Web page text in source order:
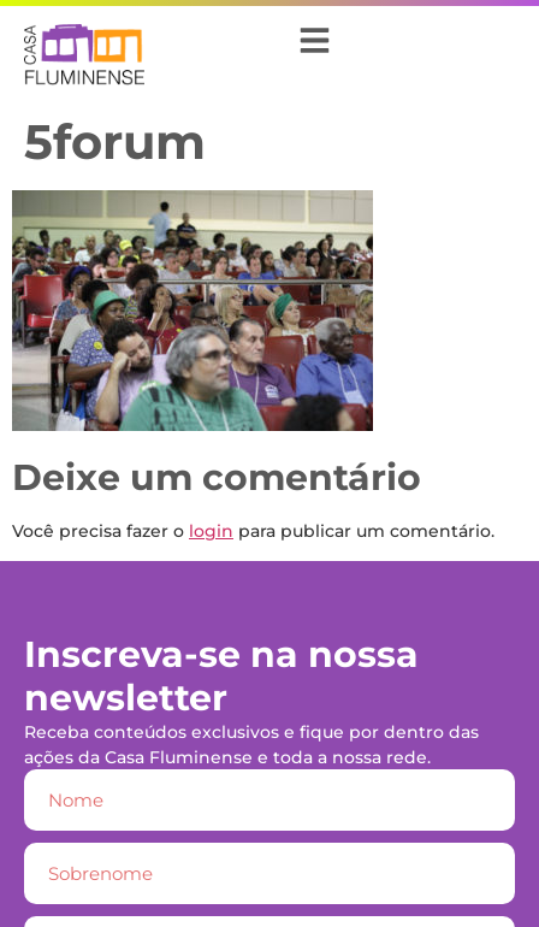
5forum
Deixe um comentário
Você precisa fazer o login para publicar um comentário.
Inscreva-se na nossa
newsletter
Receba conteúdos exclusivos e fique por dentro das
ações da Casa Fluminense e toda a nossa rede.